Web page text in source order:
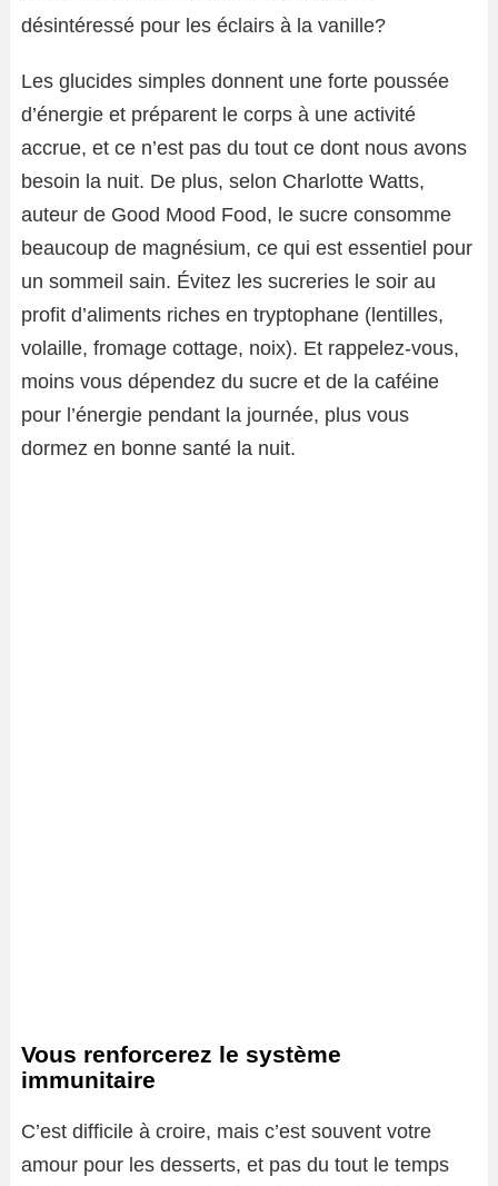
désintéressé pour les éclairs à la vanille?
Les glucides simples donnent une forte poussée
d’énergie et préparent le corps à une activité
accrue, et ce n’est pas du tout ce dont nous avons
besoin la nuit. De plus, selon Charlotte Watts,
auteur de Good Mood Food, le sucre consomme
beaucoup de magnésium, ce qui est essentiel pour
un sommeil sain. Évitez les sucreries le soir au
profit d’aliments riches en tryptophane (lentilles,
volaille, fromage cottage, noix). Et rappelez-vous,
moins vous dépendez du sucre et de la caféine
pour l’énergie pendant la journée, plus vous
dormez en bonne santé la nuit.
Vous renforcerez le système
immunitaire
C’est difficile à croire, mais c’est souvent votre
amour pour les desserts, et pas du tout le temps